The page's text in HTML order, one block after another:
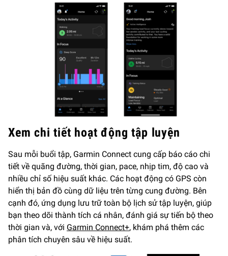
Xem chi tiết hoạt động tập luyện
Sau mỗi buổi tập, Garmin Connect cung cấp báo cáo chi
tiết về quãng đường, thời gian, pace, nhịp tim, độ cao và
nhiều chỉ số hiệu suất khác. Các hoạt động có GPS còn
hiển thị bản đồ cùng dữ liệu trên từng cung đường. Bên
cạnh đó, ứng dụng lưu trữ toàn bộ lịch sử tập luyện, giúp
bạn theo dõi thành tích cá nhân, đánh giá sự tiến bộ theo
thời gian và, với Garmin Connect+, khám phá thêm các
phân tích chuyên sâu về hiệu suất.